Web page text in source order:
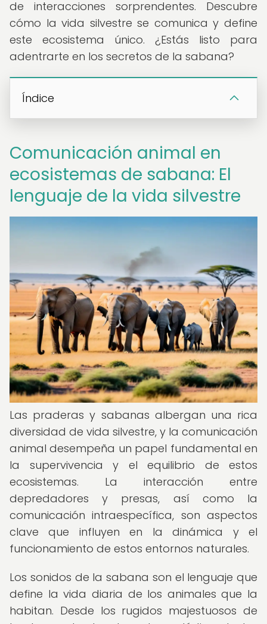
de interacciones sorprendentes. Descubre
cómo la vida silvestre se comunica y define
este ecosistema único. ¿Estás listo para
adentrarte en los secretos de la sabana?
Índice
Comunicación animal en
ecosistemas de sabana: El
lenguaje de la vida silvestre
Las praderas y sabanas albergan una rica
diversidad de vida silvestre, y la comunicación
animal desempeña un papel fundamental en
la supervivencia y el equilibrio de estos
ecosistemas. La interacción entre
depredadores y presas, así como la
comunicación intraespecífica, son aspectos
clave que influyen en la dinámica y el
funcionamiento de estos entornos naturales.
Los sonidos de la sabana son el lenguaje que
define la vida diaria de los animales que la
habitan. Desde los rugidos majestuosos de